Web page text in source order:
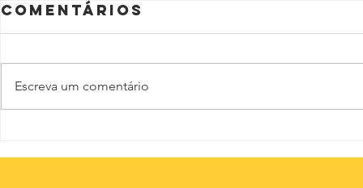
além dos
Comentários
Escreva um comentário